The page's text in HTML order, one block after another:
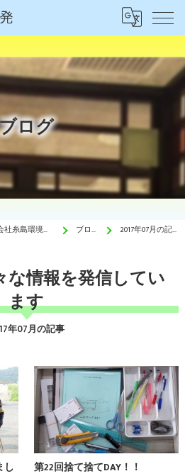
ログ
糸島の一般廃棄物収集は株式会社糸島環境開発 ブログ 2017年07月の記事
な情報を発信してい
ます
年07月の記事
し
第22回捨て捨てDAY！！